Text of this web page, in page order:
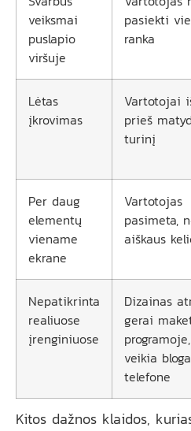
veiksmai
puslapio
viršuje
pasiekti
ranka
Lėtas
įkrovimas
Vartotojai
prieš
turinį
Per daug
elementų
viename
ekrane
Vartotojas
pasimeta,
aiškaus
Nepatikrinta
realiuose
įrenginiuose
Dizainas
gerai
veikia
telefone
Kitos dažnos klaidos,